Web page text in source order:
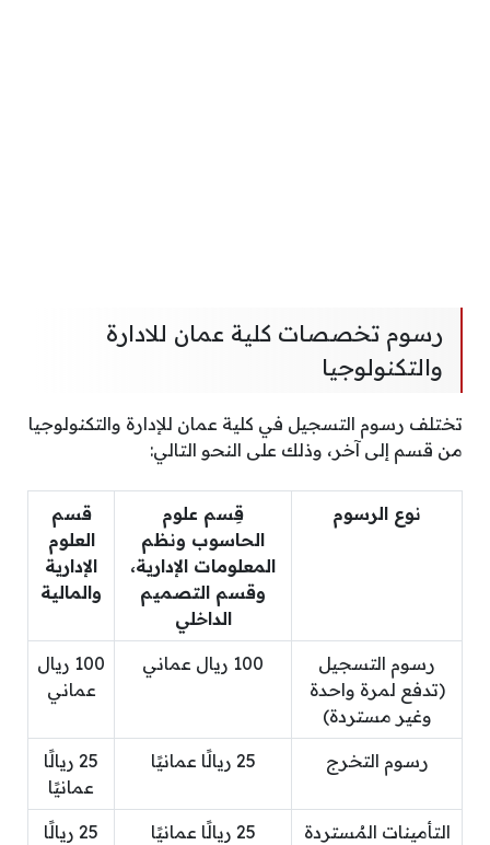
رسوم تخصصات كلية عمان للادارة
والتكنولوجيا
تختلف رسوم التسجيل في كلية عمان للإدارة والتكنولوجيا
من قسم إلى آخر، وذلك على النحو التالي:
نوع الرسوم
قِسم علوم
الحاسوب ونظم
المعلومات الإدارية،
وقسم التصميم
الداخلي
قسم
العلوم
الإدارية
والمالية
رسوم التسجيل
(تدفع لمرة واحدة
وغير مستردة)
100 ريال عماني
100 ريال
عماني
رسوم التخرج 25 ريالًا عمانيًا
25 ريالًا
عمانيًا
التأمينات المُستردة 25 ريالًا عمانيًا
25 ريالًا